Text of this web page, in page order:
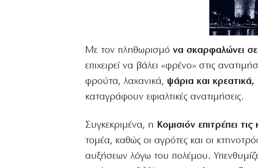
Με τον πληθωρισμόνα σκαρφαλώνει
επιχειρεί να βάλει «φρένο» στις
φρούτα, λαχανικά, ψάρια και
καταγράφουν εφιαλτικές ανατιμήσεις.
Συγκεκριμένα, η Κομισιόν επιτρέπει
τομέα, καθώς οι αγρότες και οι
αυξήσεων λόγω του πολέμου.